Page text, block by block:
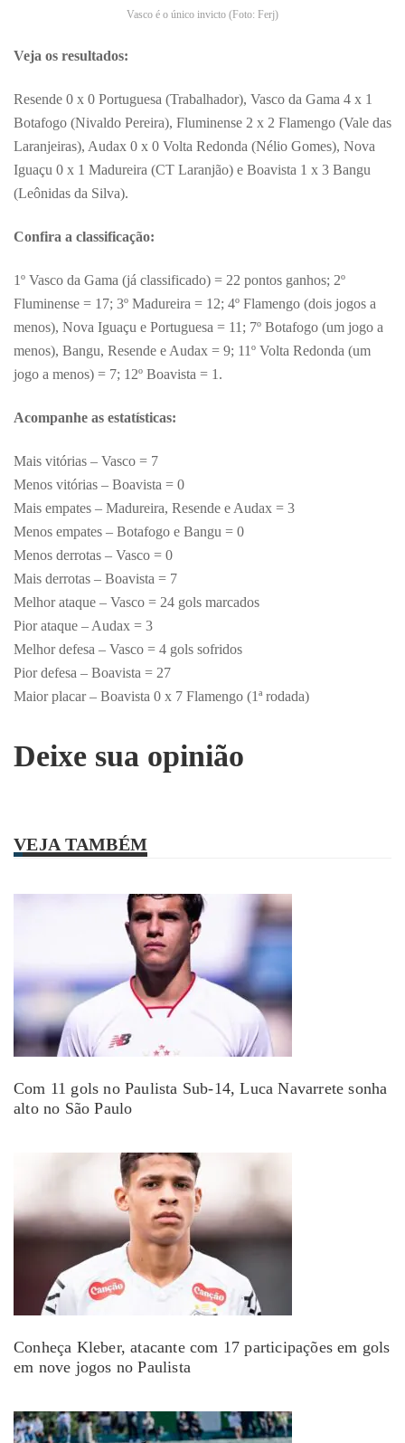
Vasco é o único invicto (Foto: Ferj)
Veja os resultados:
Resende 0 x 0 Portuguesa (Trabalhador), Vasco da Gama 4 x 1
Botafogo (Nivaldo Pereira), Fluminense 2 x 2 Flamengo (Vale das
Laranjeiras), Audax 0 x 0 Volta Redonda (Nélio Gomes), Nova
Iguaçu 0 x 1 Madureira (CT Laranjão) e Boavista 1 x 3 Bangu
(Leônidas da Silva).
Confira a classificação:
1º Vasco da Gama (já classificado) = 22 pontos ganhos; 2º
Fluminense = 17; 3º Madureira = 12; 4º Flamengo (dois jogos a
menos), Nova Iguaçu e Portuguesa = 11; 7º Botafogo (um jogo a
menos), Bangu, Resende e Audax = 9; 11º Volta Redonda (um
jogo a menos) = 7; 12º Boavista = 1.
Acompanhe as estatísticas:
Mais vitórias – Vasco = 7
Menos vitórias – Boavista = 0
Mais empates – Madureira, Resende e Audax = 3
Menos empates – Botafogo e Bangu = 0
Menos derrotas – Vasco = 0
Mais derrotas – Boavista = 7
Melhor ataque – Vasco = 24 gols marcados
Pior ataque – Audax = 3
Melhor defesa – Vasco = 4 gols sofridos
Pior defesa – Boavista = 27
Maior placar – Boavista 0 x 7 Flamengo (1ª rodada)
Deixe sua opinião
VEJA TAMBÉM
Com 11 gols no Paulista Sub-14, Luca Navarrete sonha
alto no São Paulo
Conheça Kleber, atacante com 17 participações em gols
em nove jogos no Paulista